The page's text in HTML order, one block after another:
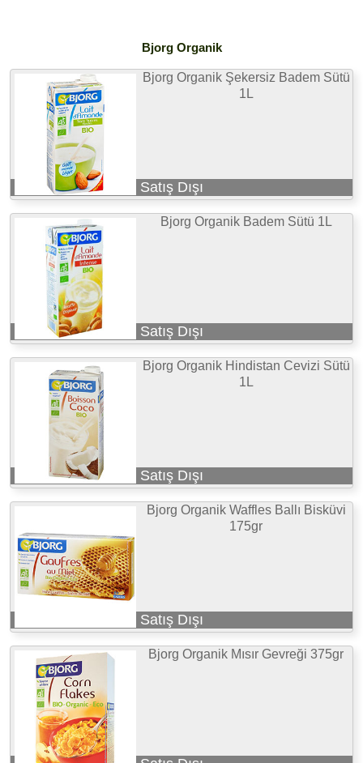
Bjorg Organik
Bjorg Organik Şekersiz Badem Sütü
1L
Satış Dışı
Bjorg Organik Badem Sütü 1L
Satış Dışı
Bjorg Organik Hindistan Cevizi Sütü
1L
Satış Dışı
Bjorg Organik Waffles Ballı Bisküvi
175gr
Satış Dışı
Bjorg Organik Mısır Gevreği 375gr